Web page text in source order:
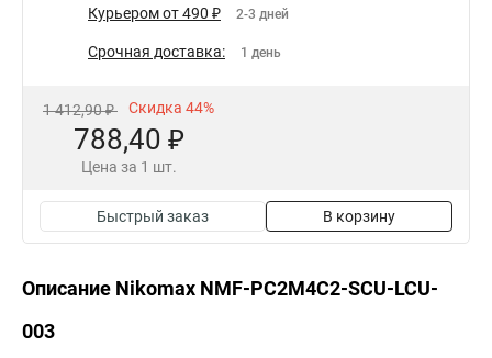
Курьером от 490 ₽ 2-3 дней
Срочная доставка: 1 день
1 412,90 ₽ Скидка 44%
788,40 ₽
Цена за 1 шт.
Быстрый заказ В корзину
Описание Nikomax NMF-PC2M4C2-SCU-LCU-
003